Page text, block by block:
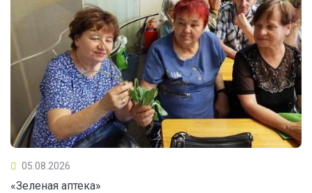
05.08.2026
«Зеленая аптека»